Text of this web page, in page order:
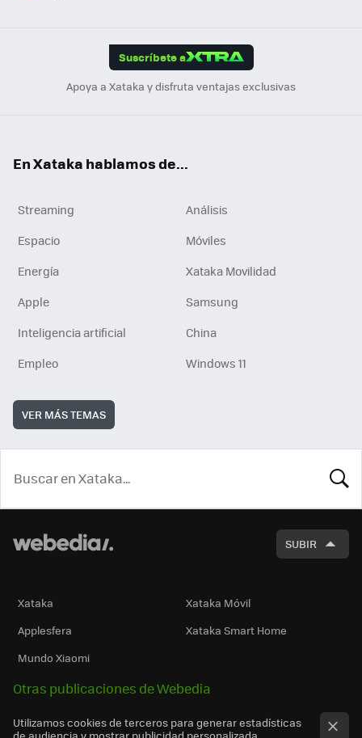
Suscríbete a
Apoya a Xataka y disfruta ventajas exclusivas
En Xataka hablamos de...
Streaming
Análisis
Espacio
Móviles
Energía
Xataka Movilidad
Apple
Samsung
Inteligencia artificial
China
Empleo
Windows 11
VER MÁS TEMAS
SUBIR
Xataka
Xataka Móvil
Applesfera
Xataka Smart Home
Mundo Xiaomi
Otras publicaciones de Webedia
Utilizamos cookies de terceros para generar estadísticas